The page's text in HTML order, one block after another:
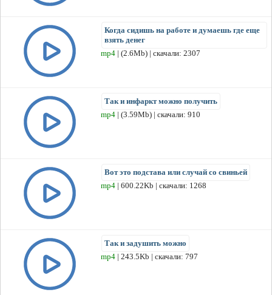
Когда сидишь на работе и думаешь где еще
взять денег
mp4 | (2.6Mb) | скачали: 2307
Так и инфаркт можно получить
mp4 | (3.59Mb) | скачали: 910
Вот это подстава или случай со свиньей
mp4 | 600.22Kb | скачали: 1268
Так и задушить можно
mp4 | 243.5Kb | скачали: 797